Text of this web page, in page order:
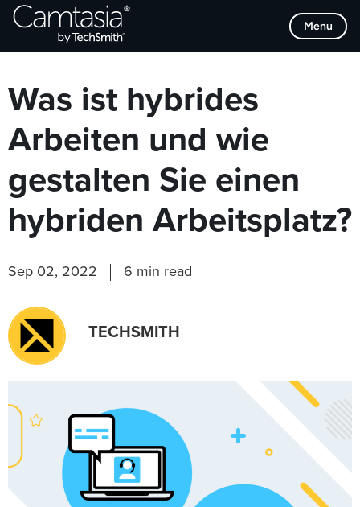
Direkt
zum
Menu
Browse Categories
Was ist hybrides
Arbeiten und wie
gestalten Sie einen
hybriden Arbeitsplatz?
Sep 02, 2022 6 min read
TECHSMITH